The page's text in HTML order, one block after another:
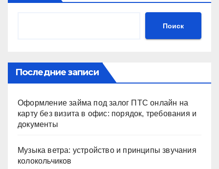
kl
ki
A
a
в
ть
Поиск
Последние записи
Оформление займа под залог ПТС онлайн на
карту без визита в офис: порядок, требования и
документы
Музыка ветра: устройство и принципы звучания
колокольчиков